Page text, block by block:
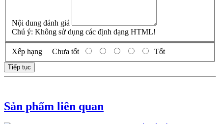
Nội dung đánh giá
Chú ý: Không sử dụng các định dạng HTML!
Xếp hạng Chưa tốt Tốt
Tiếp tục
Sản phẩm liên quan